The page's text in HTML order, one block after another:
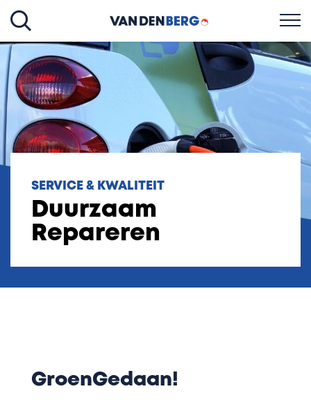
SERVICE & KWALITEIT
Duurzaam
Repareren
GroenGedaan!